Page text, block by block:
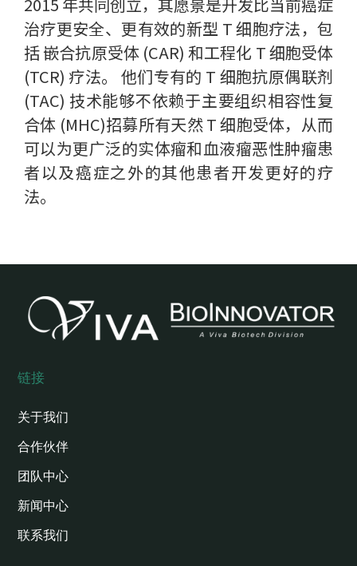
治疗更安全、更有效的新型 T 细胞疗法，包
括 嵌合抗原受体 (CAR) 和工程化 T 细胞受体
(TCR) 疗法。 他们专有的 T 细胞抗原偶联剂
(TAC) 技术能够不依赖于主要组织相容性复
合体 (MHC)招募所有天然 T 细胞受体，从而
可以为更广泛的实体瘤和血液瘤恶性肿瘤患
者以及癌症之外的其他患者开发更好的疗
法。
链接
关于我们
合作伙伴
团队中心
新闻中心
联系我们